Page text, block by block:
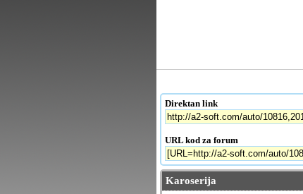
Direktan link
URL kod za forum
Karoserija